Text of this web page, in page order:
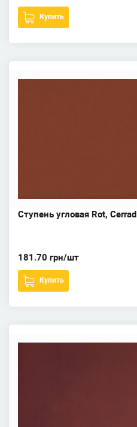
Купить
Ступень угловая Rot, Cerrad
181.70 грн/шт
Купить